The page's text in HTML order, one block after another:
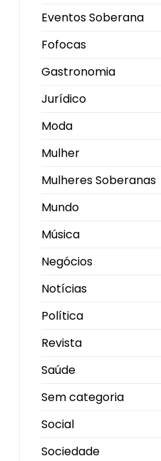
Eventos Soberana
Fofocas
Gastronomia
Jurídico
Moda
Mulher
Mulheres Soberanas
Mundo
Música
Negócios
Notícias
Política
Revista
Saúde
Sem categoria
Social
Sociedade